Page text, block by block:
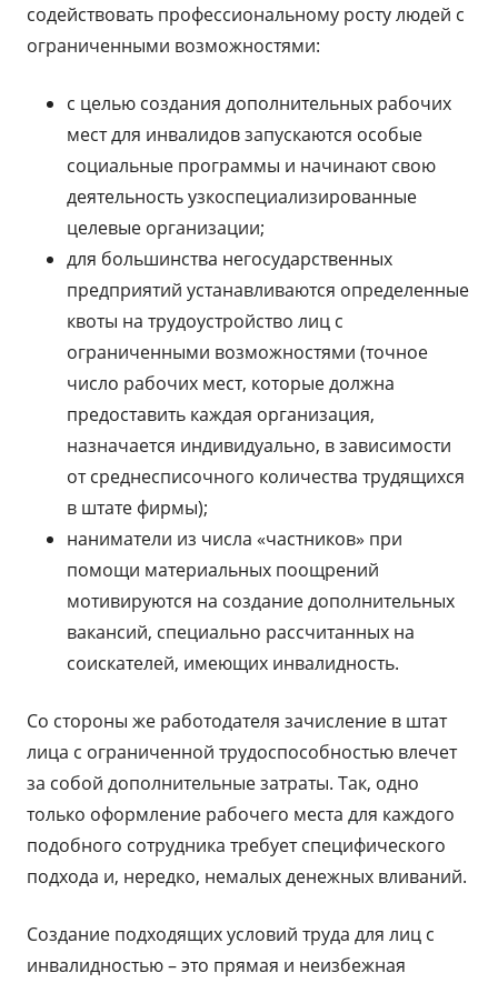
содействовать профессиональному росту людей с
ограниченными возможностями:
с целью создания дополнительных рабочих
мест для инвалидов запускаются особые
социальные программы и начинают свою
деятельность узкоспециализированные
целевые организации;
для большинства негосударственных
предприятий устанавливаются определенные
квоты на трудоустройство лиц с
ограниченными возможностями (точное
число рабочих мест, которые должна
предоставить каждая организация,
назначается индивидуально, в зависимости
от среднесписочного количества трудящихся
в штате фирмы);
наниматели из числа «частников» при
помощи материальных поощрений
мотивируются на создание дополнительных
вакансий, специально рассчитанных на
соискателей, имеющих инвалидность.
Со стороны же работодателя зачисление в штат
лица с ограниченной трудоспособностью влечет
за собой дополнительные затраты. Так, одно
только оформление рабочего места для каждого
подобного сотрудника требует специфического
подхода и, нередко, немалых денежных вливаний.
Создание подходящих условий труда для лиц с
инвалидностью – это прямая и неизбежная